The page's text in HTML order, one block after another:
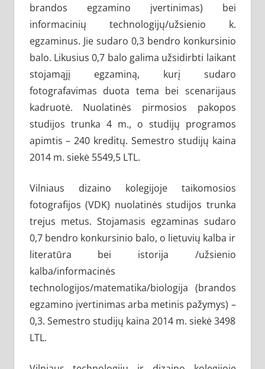
brandos egzamino įvertinimas) bei
informacinių technologijų/užsienio k.
egzaminus. Jie sudaro 0,3 bendro konkursinio
balo. Likusius 0,7 balo galima užsidirbti laikant
stojamąjį egzaminą, kurį sudaro
fotografavimas duota tema bei scenarijaus
kadruotė. Nuolatinės pirmosios pakopos
studijos trunka 4 m., o studijų programos
apimtis – 240 kreditų. Semestro studijų kaina
2014 m. siekė 5549,5 LTL.
Vilniaus dizaino kolegijoje taikomosios
fotografijos (VDK) nuolatinės studijos trunka
trejus metus. Stojamasis egzaminas sudaro
0,7 bendro konkursinio balo, o lietuvių kalba ir
literatūra bei istorija /užsienio
kalba/informacinės
technologijos/matematika/biologija (brandos
egzamino įvertinimas arba metinis pažymys) –
0,3. Semestro studijų kaina 2014 m. siekė 3498
LTL.